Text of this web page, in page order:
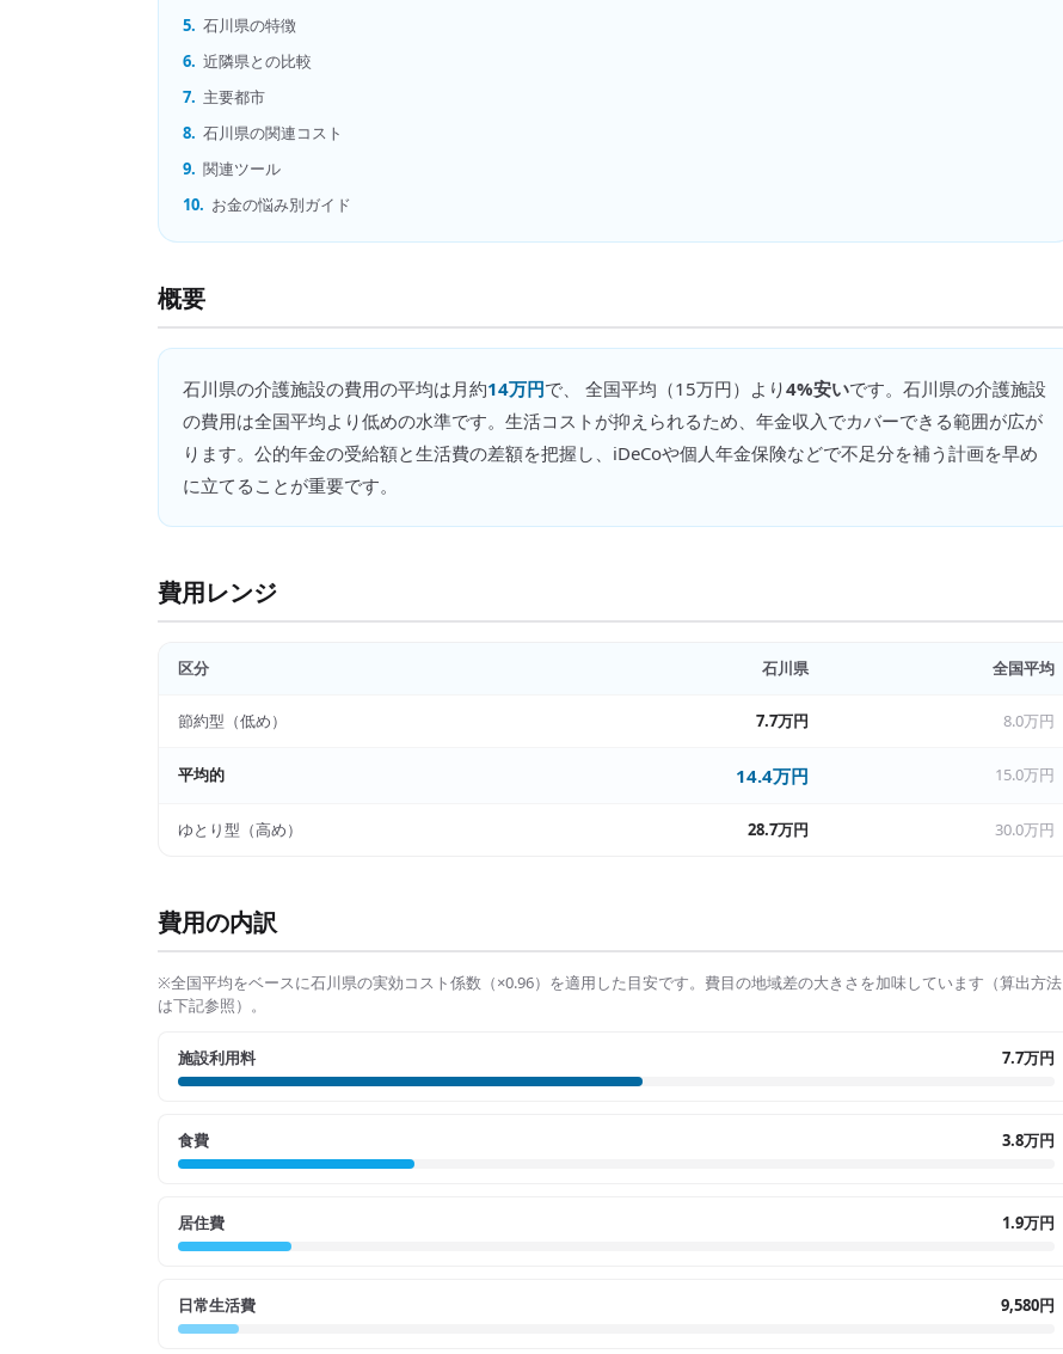
5. 石川県の特徴
6. 近隣県との比較
7. 主要都市
8. 石川県の関連コスト
9. 関連ツール
10. お金の悩み別ガイド
概要
石川県の介護施設の費用の平均は月約14万円で、 全国平均（15万円）より4%安いです。 石川県の介護施設
の費用は全国平均より低めの水準です。生活コストが抑えられるため、年金収入でカバーできる範囲が広が
ります。公的年金の受給額と生活費の差額を把握し、iDeCoや個人年金保険などで不足分を補う計画を早め
に立てることが重要です。
費用レンジ
区分 石川県 全国平均
節約型（低め） 7.7万円 8.0万円
平均的 14.4万円 15.0万円
ゆとり型（高め） 28.7万円 30.0万円
費用の内訳
※全国平均をベースに石川県の実効コスト係数（×0.96）を適用した目安です。費目の地域差の大きさを加味しています（算出方法
は下記参照）。
施設利用料 7.7万円
食費 3.8万円
居住費 1.9万円
日常生活費 9,580円